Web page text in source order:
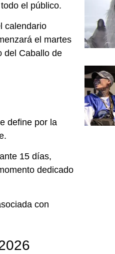
el público.
calendario
el martes
del Caballo de
define por la
15 días,
dedicado
con